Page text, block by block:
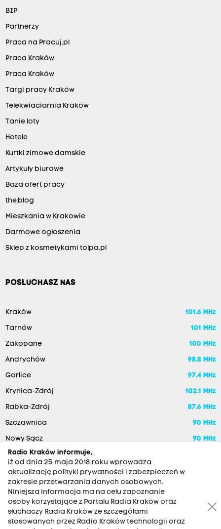
BIP
Partnerzy
Praca na Pracuj.pl
Praca Kraków
Praca Kraków
Targi pracy Kraków
Telekwiaciarnia Kraków
Tanie loty
Hotele
Kurtki zimowe damskie
Artykuły biurowe
Baza ofert pracy
the:blog
Mieszkania w Krakowie
Darmowe ogłoszenia
Sklep z kosmetykami tolpa.pl
POSŁUCHASZ NAS
Kraków 101.6 MHz
Tarnów 101 MHz
Zakopane 100 MHz
Andrychów 98.8 MHz
Gorlice 97.4 MHz
Krynica-Zdrój 102.1 MHz
Rabka-Zdrój 87.6 MHz
Szczawnica 90 MHz
Nowy Sącz 90 MHz
Radio Kraków informuje,
iż od dnia 25 maja 2018 roku wprowadza
aktualizację polityki prywatności i zabezpieczeń w
zakresie przetwarzania danych osobowych.
Niniejsza informacja ma na celu zapoznanie
osoby korzystające z Portalu Radia Kraków oraz
słuchaczy Radia Kraków ze szczegółami
stosowanych przez Radio Kraków technologii oraz